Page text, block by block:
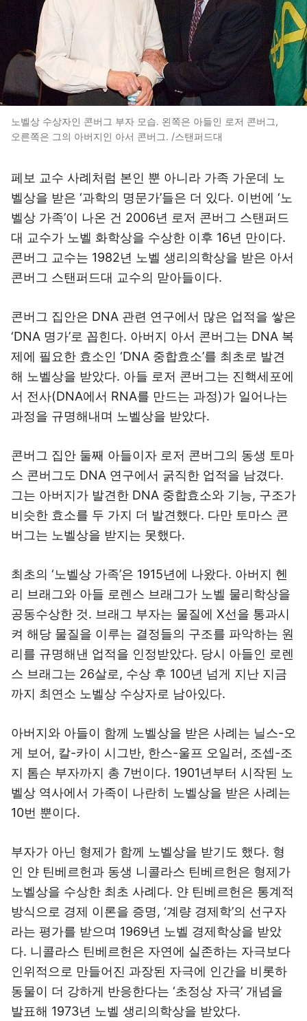
노벨상 수상자인 콘버그 부자 모습. 왼쪽은 아들인 로저 콘버그,
오른쪽은 그의 아버지인 아서 콘버그. /스탠퍼드대
페보 교수 사례처럼 본인 뿐 아니라 가족 가운데 노
벨상을 받은 ‘과학의 명문가’들은 더 있다. 이번에 ‘노
벨상 가족’이 나온 건 2006년 로저 콘버그 스탠퍼드
대 교수가 노벨 화학상을 수상한 이후 16년 만이다.
콘버그 교수는 1982년 노벨 생리의학상을 받은 아서
콘버그 스탠퍼드대 교수의 맏아들이다.
콘버그 집안은 DNA 관련 연구에서 많은 업적을 쌓은
‘DNA 명가’로 꼽힌다. 아버지 아서 콘버그는 DNA 복
제에 필요한 효소인 ‘DNA 중합효소’를 최초로 발견
해 노벨상을 받았다. 아들 로저 콘버그는 진핵세포에
서 전사(DNA에서 RNA를 만드는 과정)가 일어나는
과정을 규명해내며 노벨상을 받았다.
콘버그 집안 둘째 아들이자 로저 콘버그의 동생 토마
스 콘버그도 DNA 연구에서 굵직한 업적을 남겼다.
그는 아버지가 발견한 DNA 중합효소와 기능, 구조가
비슷한 효소를 두 가지 더 발견했다. 다만 토마스 콘
버그는 노벨상을 받지는 못했다.
최초의 ‘노벨상 가족’은 1915년에 나왔다. 아버지 헨
리 브래그와 아들 로렌스 브래그가 노벨 물리학상을
공동수상한 것. 브래그 부자는 물질에 X선을 통과시
켜 해당 물질을 이루는 결정들의 구조를 파악하는 원
리를 규명해낸 업적을 인정받았다. 당시 아들인 로렌
스 브래그는 26살로, 수상 후 100년 넘게 지난 지금
까지 최연소 노벨상 수상자로 남아있다.
아버지와 아들이 함께 노벨상을 받은 사례는 닐스-오
게 보어, 칼-카이 시그반, 한스-울프 오일러, 조셉-조
지 톰슨 부자까지 총 7번이다. 1901년부터 시작된 노
벨상 역사에서 가족이 나란히 노벨상을 받은 사례는
10번 뿐이다.
부자가 아닌 형제가 함께 노벨상을 받기도 했다. 형
인 얀 틴베르헌과 동생 니콜라스 틴베르헌은 형제가
노벨상을 수상한 최초 사례다. 얀 틴베르헌은 통계적
방식으로 경제 이론을 증명, ‘계량 경제학’의 선구자
라는 평가를 받으며 1969년 노벨 경제학상을 받았
다. 니콜라스 틴베르헌은 자연에 실존하는 자극보다
인위적으로 만들어진 과장된 자극에 인간을 비롯하
동물이 더 강하게 반응한다는 ‘초정상 자극’ 개념을
발표해 1973년 노벨 생리의학상을 받았다.